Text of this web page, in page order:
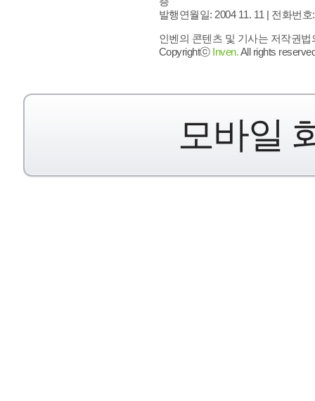
발행연월일: 2004 11. 11 | 전화번호
인벤의 콘텐츠 및 기사는 저작권
Copyrightⓒ Inven.All rights
모바일